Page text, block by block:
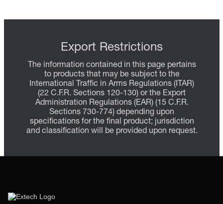
Export Restrictions
The information contained in this page pertains
to products that may be subject to the
International Traffic in Arms Regulations (ITAR)
(22 C.F.R. Sections 120-130) or the Export
Administration Regulations (EAR) (15 C.F.R.
Sections 730-774) depending upon
specifications for the final product; jurisdiction
and classification will be provided upon request.